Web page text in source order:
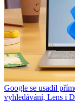
Google se usadil
vyhledávání, Lens i